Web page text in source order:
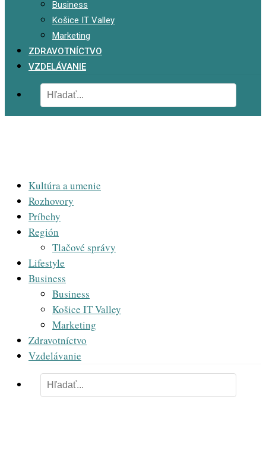
Business
Košice IT Valley
Marketing
ZDRAVOTNÍCTVO
VZDELÁVANIE
Kultúra a umenie
Rozhovory
Príbehy
Región
Tlačové správy
Lifestyle
Business
Business
Košice IT Valley
Marketing
Zdravotníctvo
Vzdelávanie